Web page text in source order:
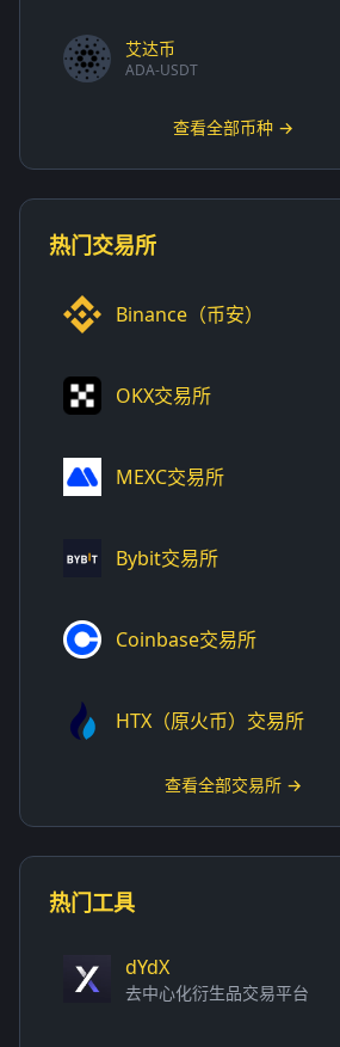
艾达币
ADA-USDT
查看全部币种 →
热门交易所
Binance（币安）
OKX交易所
MEXC交易所
Bybit交易所
Coinbase交易所
HTX（原火币）交易所
查看全部交易所 →
热门工具
dYdX
去中心化衍生品交易平台